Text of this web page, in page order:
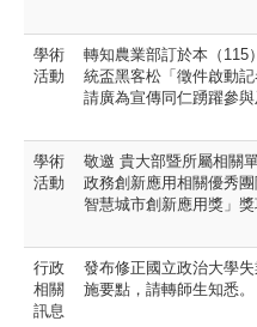
學術
活動
轉知農業部訂於本（ 115
統盃黑客松「徵件啟動
請廣為宣傳同仁踴躍參與
學術
活動
敬邀 貴大部暨所屬相關
政務創 新應用相關優秀
智慧城市創新應用獎」獎
行政
相關
訊息
發布修正國立政治大學
施要點， 請轉師生知悉。